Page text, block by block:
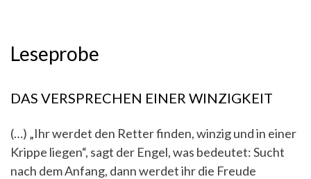
Leseprobe
DAS VERSPRECHEN EINER WINZIGKEIT
(…) „Ihr werdet den Retter finden, winzig und in einer
Krippe liegen“, sagt der Engel, was bedeutet: Sucht
nach dem Anfang, dann werdet ihr die Freude